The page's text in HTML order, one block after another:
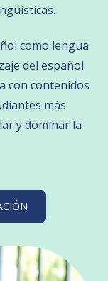
como lengua
del español
con contenidos
más
y dominar la